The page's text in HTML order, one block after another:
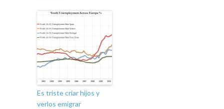
Es triste criar hijos y
verlos emigrar